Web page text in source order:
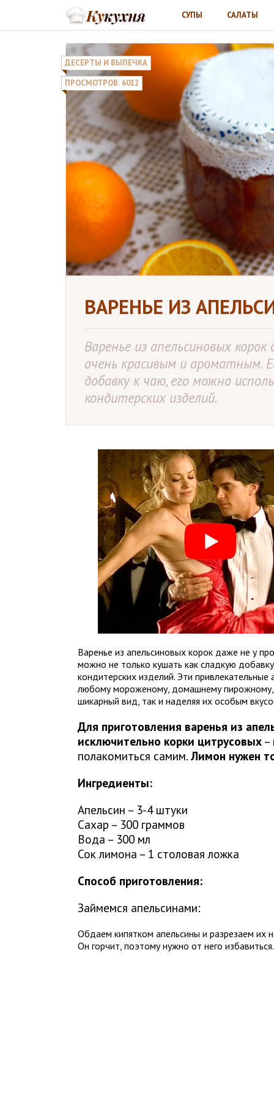
СУПЫ САЛАТЫ
ДЕСЕРТЫ И ВЫПЕЧКА
ПРОСМОТРОВ: 6012
ВАРЕНЬЕ ИЗ
Варенье из апельсиновых
очень красивым и ароматным.
добавку к чаю, его можно
кондитерских изделий.
Варенье из апельсиновых корок даже не у
можно не только кушать как сладкую
кондитерских изделий. Эти
любому мороженому, домашнему
шикарный вид, так и наделяя их особым
Для приготовления варенья из
исключительно корки цитрусовых –
полакомиться самим. Лимон нужен
Ингредиенты:
Апельсин – 3-4 штуки
Сахар – 300 граммов
Вода – 300 мл
Сок лимона – 1 столовая ложка
Способ приготовления:
Займемся апельсинами:
Обдаем кипятком апельсины и разрезаем их
Он горчит, поэтому нужно от него избавиться.